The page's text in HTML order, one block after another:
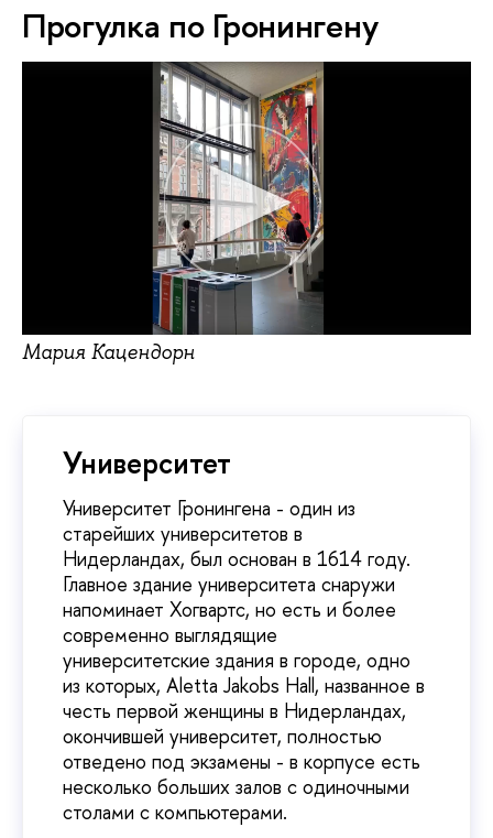
Прогулка по Гронингену
Мария Кацендорн
Университет
Университет Гронингена - один из
старейших университетов в
Нидерландах, был основан в 1614 году.
Главное здание университета снаружи
напоминает Хогвартс, но есть и более
современно выглядящие
университетские здания в городе, одно
из которых, Aletta Jakobs Hall, названное в
честь первой женщины в Нидерландах,
окончившей университет, полностью
отведено под экзамены - в корпусе есть
несколько больших залов с одиночными
столами с компьютерами.